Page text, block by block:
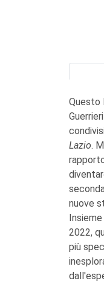
Questo
Lazio.
nuove
2022,
più